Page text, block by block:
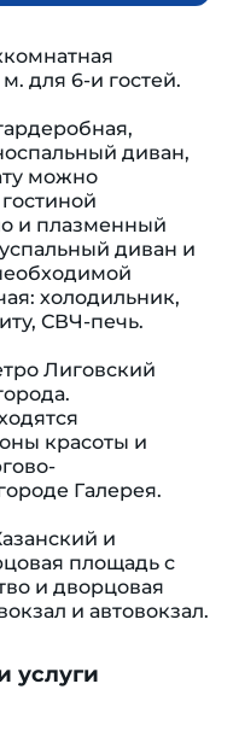
для 6-и гостей.
диван,
можно
и плазменный
диван и
холодильник,
СВЧ-печь.
Лиговский
красоты и
Галерея.
и
площадь с
и дворцовая
и автовокзал.
услуги